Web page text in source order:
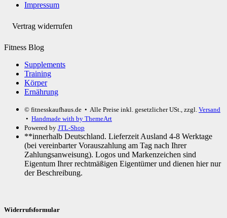
Impressum
Vertrag widerrufen
Fitness Blog
Supplements
Training
Körper
Ernährung
© fitnesskaufhaus.de • Alle Preise inkl. gesetzlicher USt., zzgl. Versand
• Handmade with by ThemeArt
Powered by JTL-Shop
**innerhalb Deutschland. Lieferzeit Ausland 4-8 Werktage
(bei vereinbarter Vorauszahlung am Tag nach Ihrer
Zahlungsanweisung). Logos und Markenzeichen sind
Eigentum Ihrer rechtmäßigen Eigentümer und dienen hier nur
der Beschreibung.
Widerrufsformular